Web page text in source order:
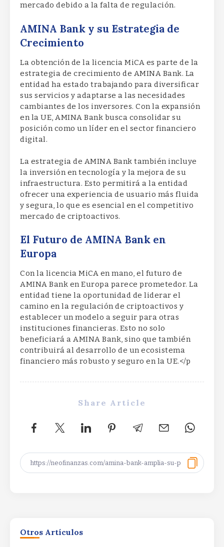
mercado debido a la falta de regulación.
AMINA Bank y su Estrategia de
Crecimiento
La obtención de la licencia MiCA es parte de la
estrategia de crecimiento de AMINA Bank. La
entidad ha estado trabajando para diversificar
sus servicios y adaptarse a las necesidades
cambiantes de los inversores. Con la expansión
en la UE, AMINA Bank busca consolidar su
posición como un líder en el sector financiero
digital.
La estrategia de AMINA Bank también incluye
la inversión en tecnología y la mejora de su
infraestructura. Esto permitirá a la entidad
ofrecer una experiencia de usuario más fluida
y segura, lo que es esencial en el competitivo
mercado de criptoactivos.
El Futuro de AMINA Bank en
Europa
Con la licencia MiCA en mano, el futuro de
AMINA Bank en Europa parece prometedor. La
entidad tiene la oportunidad de liderar el
camino en la regulación de criptoactivos y
establecer un modelo a seguir para otras
instituciones financieras. Esto no solo
beneficiará a AMINA Bank, sino que también
contribuirá al desarrollo de un ecosistema
financiero más robusto y seguro en la UE.</p
Share Article
Otros Artículosprivacy vote targets $530M RWA
marketXRP Ledger privacy vote